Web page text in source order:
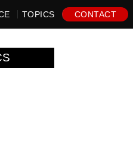
TOPICS CONTACT